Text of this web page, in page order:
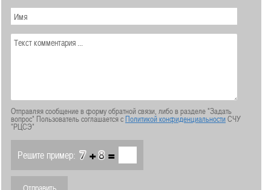
Отправляя сообщение в форму обратной связи, либо в разделе "Задать
вопрос" Пользователь соглашается сПолитикой конфиденциальностиСЧУ
"РЦСЭ"
Решите пример: + =